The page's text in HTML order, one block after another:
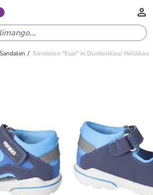
Sandalen Sandalen "Espi" in Dunkelblau/ Hellblau